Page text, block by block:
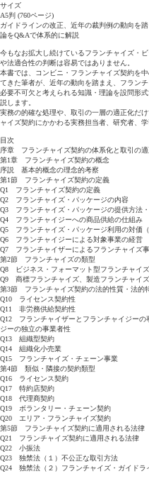
サイズ
A5判 (760ページ)
ガイドラインの改正、近年の裁判例の動向を
論をQ&Aで体系的に解説
今もなお拡大し続けているフランチャイズ・
や法適合性の判断は容易ではありません。
本書では、コンビニ・フランチャイズ契約を
てきた筆者が、近年の動向を踏まえ、フラン
必要不可欠と考えられる知識・理論を設問形
説します。
実務の的確な処理や、取引の一層の適正化だ
ャイズ契約にかかわる実務担当者、研究者、学
目次
序章 フランチャイズ契約の体系化と取引の
第1章 フランチャイズ契約の概念
序説 基本的概念の理念的考察
第1節 フランチャイズ契約の定義
Q1 フランチャイズ契約の定義
Q2 フランチャイズ・パッケージの内容
Q3 フランチャイズ・パッケージの提供方法
Q4 フランチャイジーへの商品供給の仕組み
Q5 フランチャイズ・パッケージ利用の対価（
Q6 フランチャイジーによる対象事業の経営
Q7 フランチャイザーによるフランチャイズ
第2節 フランチャイズの類型
Q8 ビジネス・フォーマット型フランチャイズ
Q9 商標フランチャイズ、製造フランチャイズ
第3節 フランチャイズ契約の法的性質・法的
Q10 ライセンス契約性
Q11 非労務供給契約性
Q12 フランチャイザーとフランチャイジーの
ジーの独立の事業者性
Q13 組織型契約
Q14 組織化小売業
Q15 フランチャイズ・チェーン事業
第4節 類似・隣接の契約類型
Q16 ライセンス契約
Q17 特約店契約
Q18 代理商契約
Q19 ボランタリー・チェーン契約
Q20 エリア・フランチャイズ契約
第5節 フランチャイズ契約に適用される法律
Q21 フランチャイズ契約に適用される法律
Q22 小振法
Q23 独禁法（１）不公正な取引方法
Q24 独禁法（２）フランチャイズ・ガイドラ